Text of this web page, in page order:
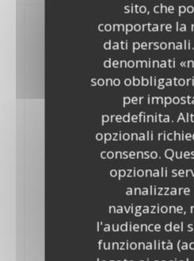
sito, che
comportare la
dati
denominati
sono
per
predefinita.
opzionali
consenso.
opzionali
navigazione,
l'audience del
funzionalità
Bière Blonde
Bière Blonde
5,50 EUR
75cl
Bière Blonde
30,00
Carton de
Bière Blonde